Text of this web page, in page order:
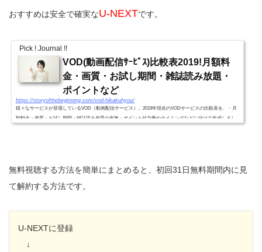
おすすめは安全で確実なU-NEXTです。
Pick ! Journal !!
VOD(動画配信ｻｰﾋﾞｽ)比較表2019!月額料
金・画質・お試し期間・雑誌読み放題・
ポイントなど
https://storyofthebeginning.com/vod-hikakuhyou/
様々なサービスが登場しているVOD（動画配信サービス）。2019年現在のVODサービスの比較表を、・月
額料金・画質・お試し期間・雑誌読み放題の有無・ポイント付与量やタイミングなどに分けて作成しまし
無料視聴する方法を簡単にまとめると、初回31日無料期間内に見
て解約する方法です。
U-NEXTに登録
↓